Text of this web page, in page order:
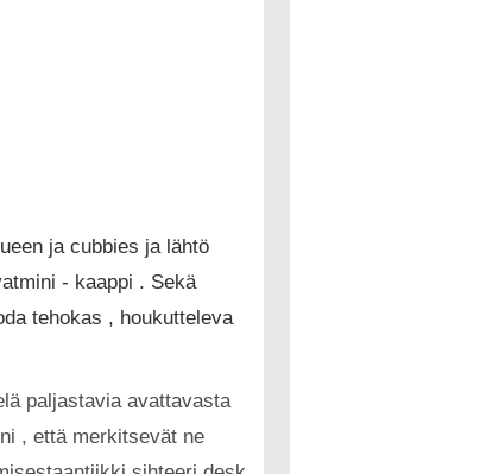
ja cubbies ja lähtö
- kaappi . Sekä
tehokas , houkutteleva
paljastavia avattavasta
, että merkitsevät ne